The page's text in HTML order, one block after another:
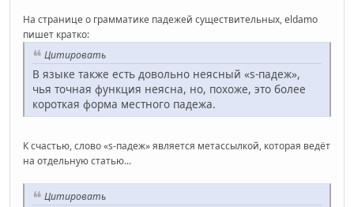
На странице о грамматике падежей существительных, eldamo
пишет кратко:
Цитировать
В языке также есть довольно неясный «s-падеж»,
чья точная функция неясна, но, похоже, это более
короткая форма местного падежа.
К счастью, слово «s-падеж» является метассылкой, которая ведёт
на отдельную статью...
Цитировать